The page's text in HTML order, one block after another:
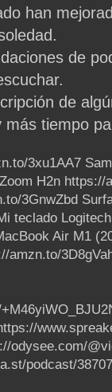
han
de
de
más tiempo
3xu1AA7
H2n https://
3GnwZbd
teclado
Air M1
amzn.to/
odysee.com/
podcast/